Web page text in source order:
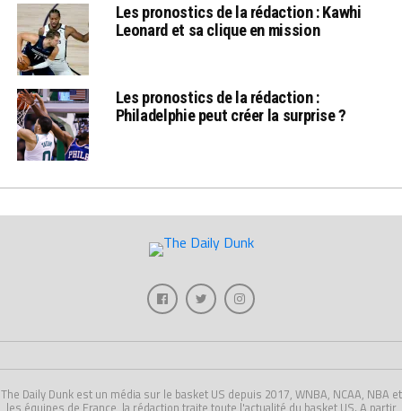
Les pronostics de la rédaction : Kawhi
Leonard et sa clique en mission
Les pronostics de la rédaction :
Philadelphie peut créer la surprise ?
The Daily Dunk est un média sur le basket US depuis 2017, WNBA, NCAA, NBA et